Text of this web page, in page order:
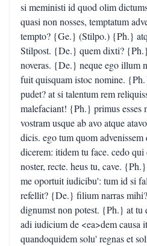
si meministi id quod olim
quasi non nosses, temptatum
tempto? {Ge.} (Stilpo.) {Ph.}
Stilpost. {De.} quem dixti?
noveras. {De.} neque ego illum
fuit quisquam istoc nomine.
pudet? at si talentum rem
malefaciant! {Ph.} primus esses
vostram usque ab avo atque
dicis. ego tum quom
dicerem: itidem tu face. cedo
noster, recte. heus tu, cave.
me oportuit iudicibu': tum id si
refellit? {De.} filium narras
dignumst non potest. {Ph.} at tu
adi iudicium de <ea>dem causa
quandoquidem solu' regnas et